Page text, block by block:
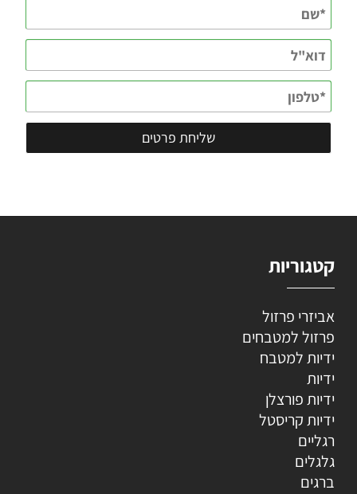
קטגוריות
אביזרי פרזול
פרזול למטבחים
ידיות למטבח
ידיות
ידיות פורצלן
ידיות קריסטל
רגליים
גלגלים
ברגים